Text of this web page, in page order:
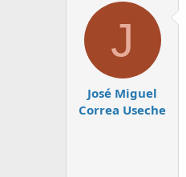
J
José Miguel
Correa Useche